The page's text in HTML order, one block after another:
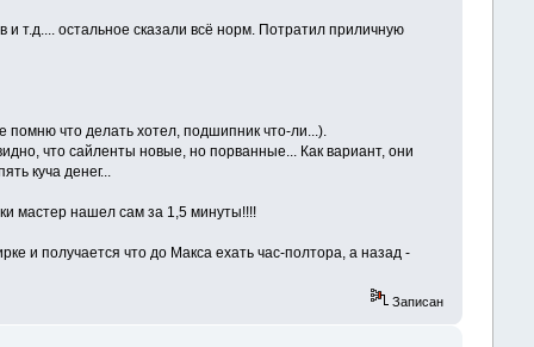
т.д.... остальное сказали всё норм. Потратил приличную
что делать хотел, подшипник что-ли...).
что сайленты новые, но порванные... Как вариант, они
куча денег...
мастер нашел сам за 1,5 минуты!!!!
и получается что до Макса ехать час-полтора, а назад -
Записан